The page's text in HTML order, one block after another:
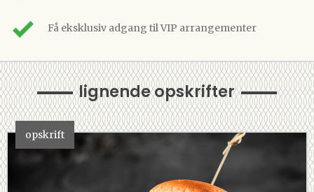
Få eksklusiv adgang til VIP arrangementer
lignende opskrifter
opskrift